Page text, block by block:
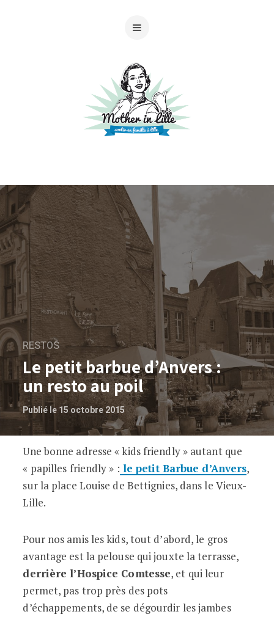
RESTOS
Le petit barbue d’Anvers :
un resto au poil
Publié le 15 octobre 2015
Le petit barbue d’Anvers : un resto au
Une bonne adresse « kids friendly » autant que
« papilles friendly » : le petit Barbue d’Anvers,
sur la place Louise de Bettignies, dans le Vieux-
Lille.
Pour nos amis les kids, tout d’abord, le gros
avantage est la pelouse qui jouxte la terrasse,
derrière l’Hospice Comtesse, et qui leur
permet, pas trop près des pots
d’échappements, de se dégourdir les jambes